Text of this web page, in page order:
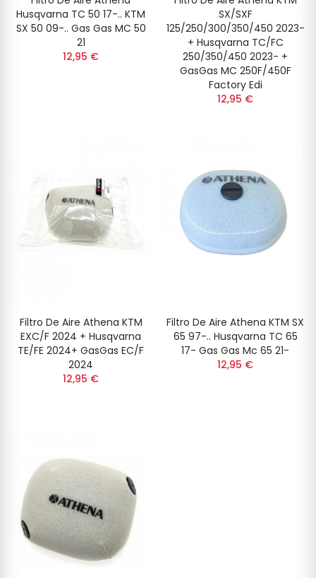
Husqvarna TC 50 17-.. KTM
SX 50 09-.. Gas Gas MC 50
21
12,95 €
SX/SXF
125/250/300/350/450 2023-
+ Husqvarna TC/FC
250/350/450 2023- +
GasGas MC 250F/450F
Factory Edi
12,95 €
Filtro De Aire Athena KTM
EXC/F 2024 + Husqvarna
TE/FE 2024+ GasGas EC/F
2024
12,95 €
Filtro De Aire Athena KTM SX
65 97-.. Husqvarna TC 65
17- Gas Gas Mc 65 21-
12,95 €